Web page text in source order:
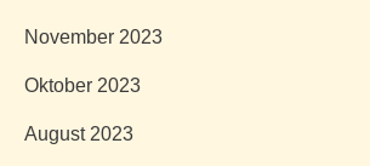
November 2023
Oktober 2023
August 2023